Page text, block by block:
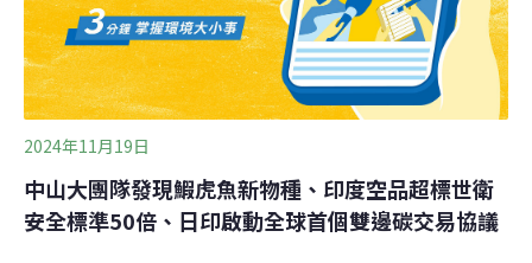
訴《紐約時報》，這裡受到人類很深的影響，原以為生物
多樣性應該不高，
2024年11月19日
中山大團隊發現鰕虎魚新物種、印度空品超標世衛
安全標準50倍、日印啟動全球首個雙邊碳交易協議